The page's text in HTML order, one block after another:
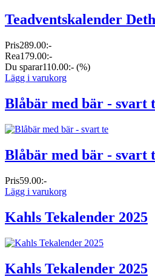
Teadventskalender
Pris289.00:-
Rea179.00:-
Du sparar110.00:- (%)
Lägg i varukorg
Blåbär med bär - svart
Blåbär med bär - svart
Pris59.00:-
Lägg i varukorg
Kahls Tekalender 2025
Kahls Tekalender 2025